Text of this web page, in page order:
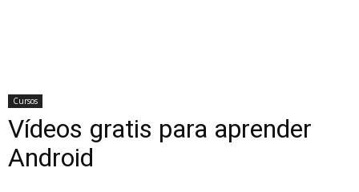
Cursos
Vídeos gratis para aprender
Android